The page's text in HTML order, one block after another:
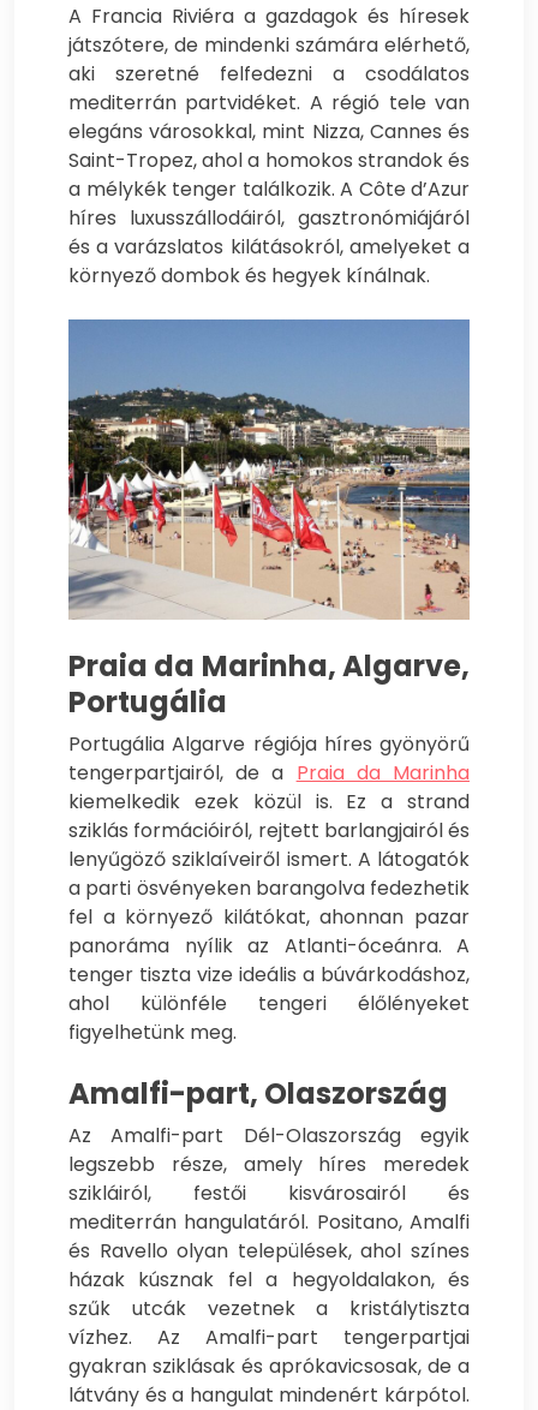
A Francia Riviéra a gazdagok és híresek
játszótere, de mindenki számára elérhető,
aki szeretné felfedezni a csodálatos
mediterrán partvidéket. A régió tele van
elegáns városokkal, mint Nizza, Cannes és
Saint-Tropez, ahol a homokos strandok és
a mélykék tenger találkozik. A Côte d’Azur
híres luxusszállodáiról, gasztronómiájáról
és a varázslatos kilátásokról, amelyeket a
környező dombok és hegyek kínálnak.
Praia da Marinha, Algarve,
Portugália
Portugália Algarve régiója híres gyönyörű
tengerpartjairól, de a Praia da Marinha
kiemelkedik ezek közül is. Ez a strand
sziklás formációiról, rejtett barlangjairól és
lenyűgöző sziklaíveiről ismert. A látogatók
a parti ösvényeken barangolva fedezhetik
fel a környező kilátókat, ahonnan pazar
panoráma nyílik az Atlanti-óceánra. A
tenger tiszta vize ideális a búvárkodáshoz,
ahol különféle tengeri élőlényeket
figyelhetünk meg.
Amalfi-part, Olaszország
Az Amalfi-part Dél-Olaszország egyik
legszebb része, amely híres meredek
szikláiról, festői kisvárosairól és
mediterrán hangulatáról. Positano, Amalfi
és Ravello olyan települések, ahol színes
házak kúsznak fel a hegyoldalakon, és
szűk utcák vezetnek a kristálytiszta
vízhez. Az Amalfi-part tengerpartjai
gyakran sziklásak és aprókavicsosak, de a
látvány és a hangulat mindenért kárpótol.